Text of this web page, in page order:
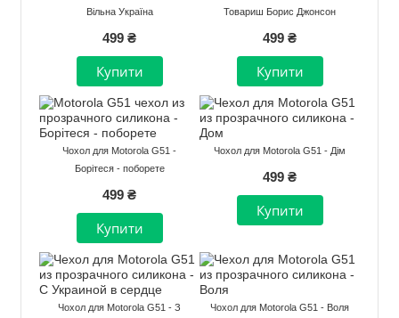
Вільна Україна
499 ₴
Товариш Борис Джонсон
499 ₴
Чохол для Motorola G51 -
Борітеся - поборете
499 ₴
Чохол для Motorola G51 - Дім
499 ₴
Чохол для Motorola G51 - З
Чохол для Motorola G51 - Воля